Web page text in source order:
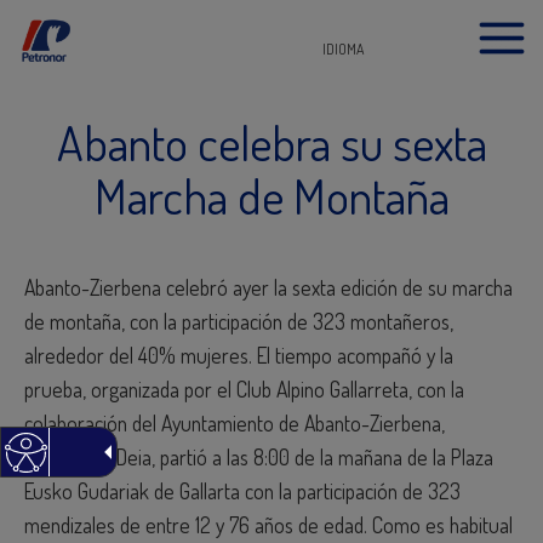
IDIOMA
Abanto celebra su sexta
Marcha de Montaña
Abanto-Zierbena celebró ayer la sexta edición de su marcha
de montaña, con la participación de 323 montañeros,
alrededor del 40% mujeres. El tiempo acompañó y la
prueba, organizada por el Club Alpino Gallarreta, con la
colaboración del Ayuntamiento de Abanto-Zierbena,
Petronor y Deia, partió a las 8:00 de la mañana de la Plaza
Eusko Gudariak de Gallarta con la participación de 323
mendizales de entre 12 y 76 años de edad. Como es habitual